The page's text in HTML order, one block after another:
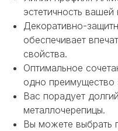
эстетичность вашей
Декоративно-
обеспечивает
свойства.
Оптимальное
одно преимущество
Вас порадует
металлочерепицы.
Вы можете выбрать